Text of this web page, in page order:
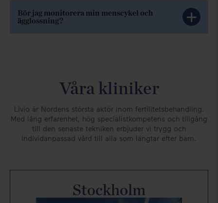
Bör jag monitorera min menscykel och
ägglossning?
Våra kliniker
Livio är Nordens största aktör inom fertilitetsbehandling.
Med lång erfarenhet, hög specialistkompetens och tillgång
till den senaste tekniken erbjuder vi trygg och
individanpassad vård till alla som längtar efter barn.
Stockholm